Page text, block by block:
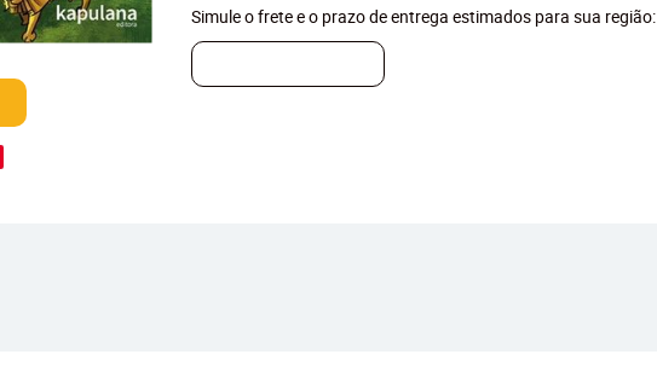
Simule o frete e o prazo de entrega estimados para sua região: